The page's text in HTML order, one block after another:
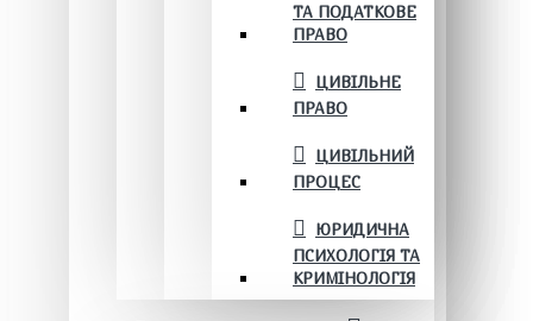
ТА ПОДАТКОВЕ
ПРАВО
ЦИВІЛЬНЕ
ПРАВО
ЦИВІЛЬНИЙ
ПРОЦЕС
ЮРИДИЧНА
ПСИХОЛОГІЯ ТА
КРИМІНОЛОГІЯ